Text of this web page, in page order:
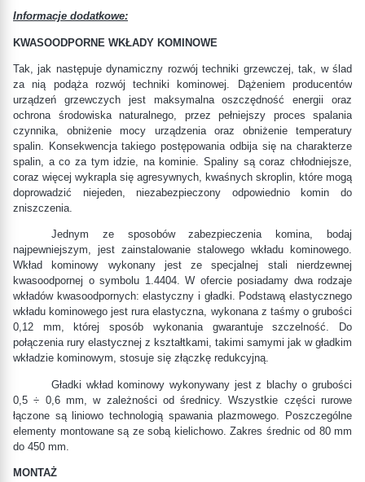
Informacje dodatkowe:
KWASOODPORNE WKŁADY KOMINOWE
Tak, jak następuje dynamiczny rozwój techniki grzewczej, tak, w ślad
za nią podąża rozwój techniki kominowej. Dążeniem producentów
urządzeń grzewczych jest maksymalna oszczędność energii oraz
ochrona środowiska naturalnego, przez pełniejszy proces spalania
czynnika, obniżenie mocy urządzenia oraz obniżenie temperatury
spalin. Konsekwencja takiego postępowania odbija się na charakterze
spalin, a co za tym idzie, na kominie. Spaliny są coraz chłodniejsze,
coraz więcej wykrapla się agresywnych, kwaśnych skroplin, które mogą
doprowadzić niejeden, niezabezpieczony odpowiednio komin do
zniszczenia.
Jednym ze sposobów zabezpieczenia komina, bodaj
najpewniejszym, jest zainstalowanie stalowego wkładu kominowego.
Wkład kominowy wykonany jest ze specjalnej stali nierdzewnej
kwasoodpornej o symbolu 1.4404. W ofercie posiadamy dwa rodzaje
wkładów kwasoodpornych: elastyczny i gładki. Podstawą elastycznego
wkładu kominowego jest rura elastyczna, wykonana z taśmy o grubości
0,12 mm, której sposób wykonania gwarantuje szczelność. Do
połączenia rury elastycznej z kształtkami, takimi samymi jak w gładkim
wkładzie kominowym, stosuje się złączkę redukcyjną.
Gładki wkład kominowy wykonywany jest z blachy o grubości
0,5 ÷ 0,6 mm, w zależności od średnicy. Wszystkie części rurowe
łączone są liniowo technologią spawania plazmowego. Poszczególne
elementy montowane są ze sobą kielichowo. Zakres średnic od 80 mm
do 450 mm.
MONTAŻ